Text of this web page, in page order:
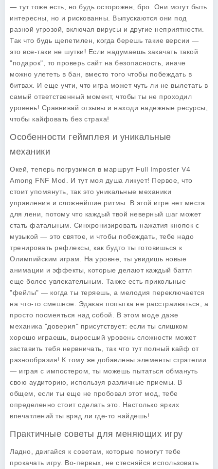
— тут тоже есть, но будь осторожен, бро. Они могут быть
интересны, но и рискованны. Выпускаются они под
разной угрозой, включая вирусы и другие неприятности.
Так что будь щепетилен, когда берешь такие версии —
это все-таки не шутки! Если надумаешь закачать такой
"подарок", то проверь сайт на безопасность, иначе
можно улететь в бан, вместо того чтобы побеждать в
битвах. И еще учти, что игра может чуть ли не вылетать в
самый ответственный момент, чтобы ты не проходил
уровень! Сравнивай отзывы и находи надежные ресурсы,
чтобы кайфовать без страха!
Особенности геймплея и уникальные
механики
Окей, теперь погрузимся в маршрут Full Imposter V4
Among FNF Mod. И тут моя душа ликует! Первое, что
стоит упомянуть, так это уникальные механики
управления и сложнейшие ритмы. В этой игре нет места
для лени, потому что каждый твой неверный шаг может
стать фатальным. Синхронизировать нажатия кнопок с
музыкой — это святое, и чтобы побеждать, тебе надо
тренировать рефлексы, как будто ты готовишься к
Олимпийским играм. На уровне, ты увидишь новые
анимации и эффекты, которые делают каждый баттл
еще более увлекательным. Также есть прикольные
"фейлы" — когда ты теряешь, а мелодия переключается
на что-то смешное. Эдакая попытка не расстраиваться, а
просто посмеяться над собой. В этом моде даже
механика "доверия" присутствует: если ты слишком
хорошо играешь, выросший уровень сложности может
заставить тебя нервничать, так что тут полный кайф от
разнообразия! К тому же добавлены элементы стратегии
— играя с импостером, ты можешь пытаться обмануть
свою аудиторию, используя различные приемы. В
общем, если ты еще не пробовал этот мод, тебе
определенно стоит сделать это. Настолько ярких
впечатлений ты вряд ли где-то найдешь!
Практичные советы для меняющих игру
Ладно, двигайся к советам, которые помогут тебе
прокачать игру. Во-первых, не стесняйся использовать